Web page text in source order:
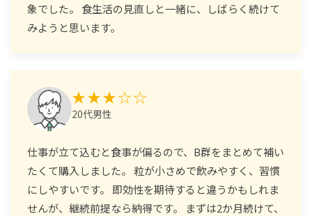
象でした。 食生活の見直しと一緒に、しばらく続けて
みようと思います。
★★★☆☆
20代男性
仕事が立て込むと食事が偏るので、B群をまとめて補い
たくて購入しました。 粒が小さめで飲みやすく、習慣
にしやすいです。 即効性を期待すると違うかもしれま
せんが、継続前提なら納得です。 まずは2か月続けて、